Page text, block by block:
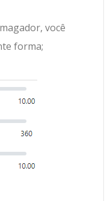
você
forma;